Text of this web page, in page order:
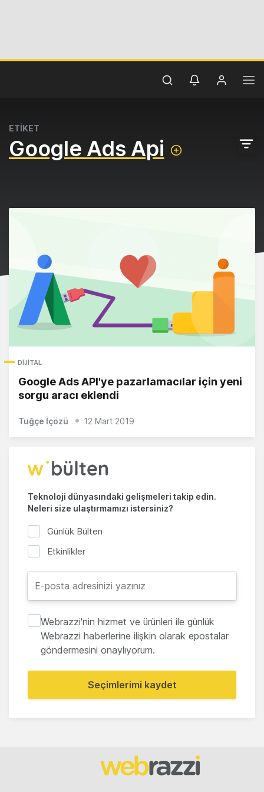
ETİKET
Google Ads Api
DIJITAL
Google Ads API'ye pazarlamacılar için yeni
sorgu aracı eklendi
Tuğçe İçözü 12 Mart 2019
Teknoloji dünyasındaki gelişmeleri takip edin.
Neleri size ulaştırmamızı istersiniz?
Günlük Bülten
Etkinlikler
Webrazzi'nin hizmet ve ürünleri ile günlük
Webrazzi haberlerine ilişkin olarak epostalar
göndermesini onaylıyorum.
Seçimlerimi kaydet